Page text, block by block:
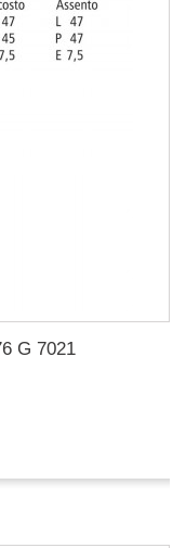
G 7021